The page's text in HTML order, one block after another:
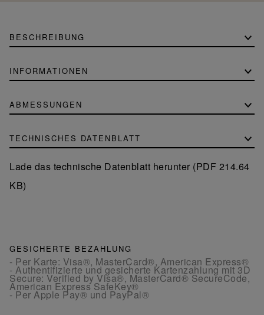
BESCHREIBUNG
INFORMATIONEN
ABMESSUNGEN
TECHNISCHES DATENBLATT
Lade das technische Datenblatt herunter (PDF 214.64
KB)
GESICHERTE BEZAHLUNG
- Per Karte: Visa®, MasterCard®, American Express®
- Authentifizierte und gesicherte Kartenzahlung mit 3D
Secure: Verified by Visa®, MasterCard® SecureCode,
American Express SafeKey®
- Per Apple Pay® und PayPal®